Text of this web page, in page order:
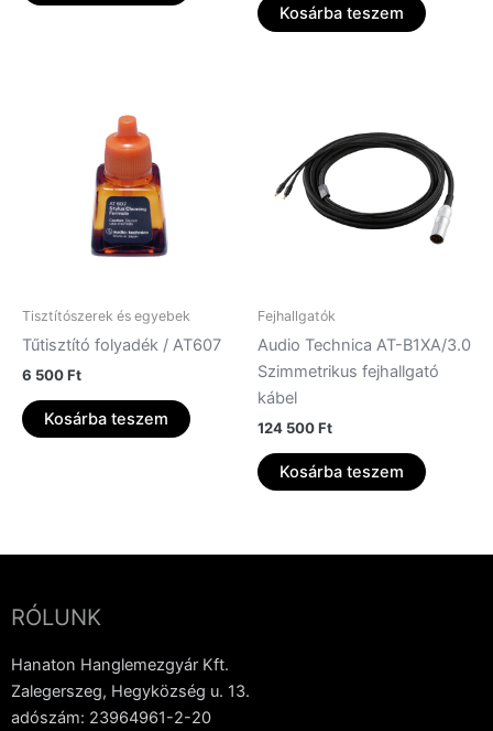
Kosárba teszem
Tisztítószerek és egyebek
Tűtisztító folyadék / AT607
6 500Ft
Kosárba teszem
Fejhallgatók
Audio Technica AT-B1XA/3.0
Szimmetrikus fejhallgató
kábel
124 500Ft
Kosárba teszem
RÓLUNK
Hanaton Hanglemezgyár Kft.
Zalegerszeg, Hegyközség u. 13.
adószám: 23964961-2-20